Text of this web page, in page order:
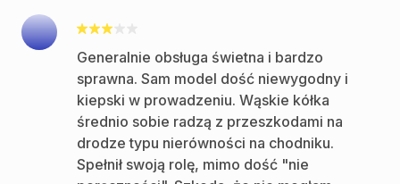
Generalnie obsługa świetna i bardzo
sprawna. Sam model dość niewygodny i
kiepski w prowadzeniu. Wąskie kółka
średnio sobie radzą z przeszkodami na
drodze typu nierówności na chodniku.
Spełnił swoją rolę, mimo dość "nie